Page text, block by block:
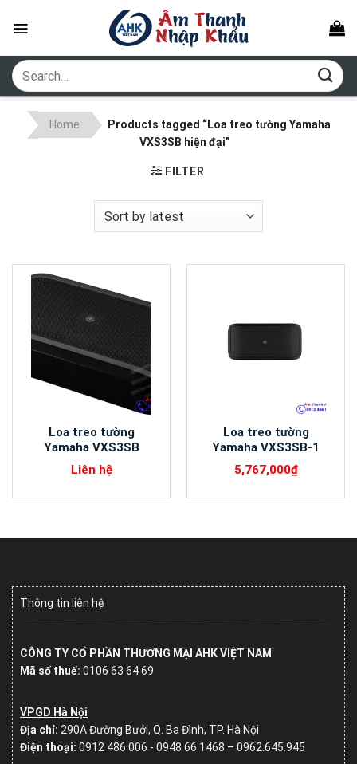
Search
for:
Home
Products tagged “Loa treo tường Yamaha
VXS3SB hiện đại”
FILTER
Loa treo tường
Yamaha VXS3SB
Liên hệ
Loa treo tường
Yamaha VXS3SB-1
5,767,000₫
Thông tin liên hệ
CÔNG TY CỔ PHẦN THƯƠNG MẠI AHK VIỆT NAM
Mã số thuế: 0106 63 64 69
VPGD Hà Nội
Địa chỉ: 290A Đường Bưởi, Q. Ba Đình, TP. Hà Nội
Điện thoại: 0912 486 006 - 0948 66 1468 – 0962.645.945